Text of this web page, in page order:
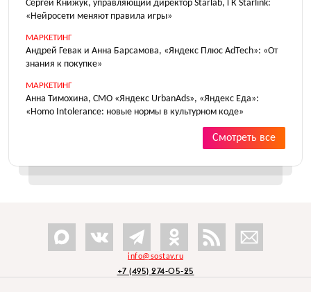
Сергей Книжук, управляющий директор Starlab, ГК Starlink:
«Нейросети меняют правила игры»
МАРКЕТИНГ
Андрей Гевак и Анна Барсамова, «Яндекс Плюс AdTech»: «От
знания к покупке»
МАРКЕТИНГ
Анна Тимохина, СМО «Яндекс UrbanAds», «Яндекс Еда»:
«Homo Intolerance: новые нормы в культурном коде»
Смотреть все
info@sostav.ru
+7 (495) 274-05-25